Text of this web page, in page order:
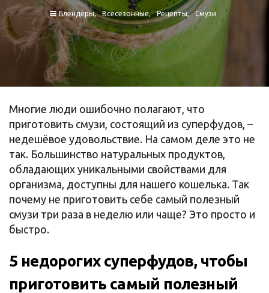
Блендеры Всесезонные Рецепты Смузи
Многие люди ошибочно полагают, что
приготовить смузи, состоящий из суперфудов, –
недешёвое удовольствие. На самом деле это не
так. Большинство натуральных продуктов,
обладающих уникальными свойствами для
организма, доступны для нашего кошелька. Так
почему не приготовить себе самый полезный
смузи три раза в неделю или чаще? Это просто и
быстро.
5 недорогих суперфудов, чтобы
приготовить самый полезный